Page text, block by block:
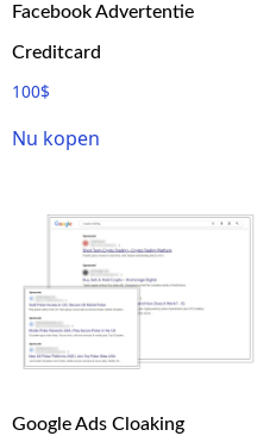
Facebook Advertentie
Creditcard
100$
Nu kopen
Google Ads Cloaking